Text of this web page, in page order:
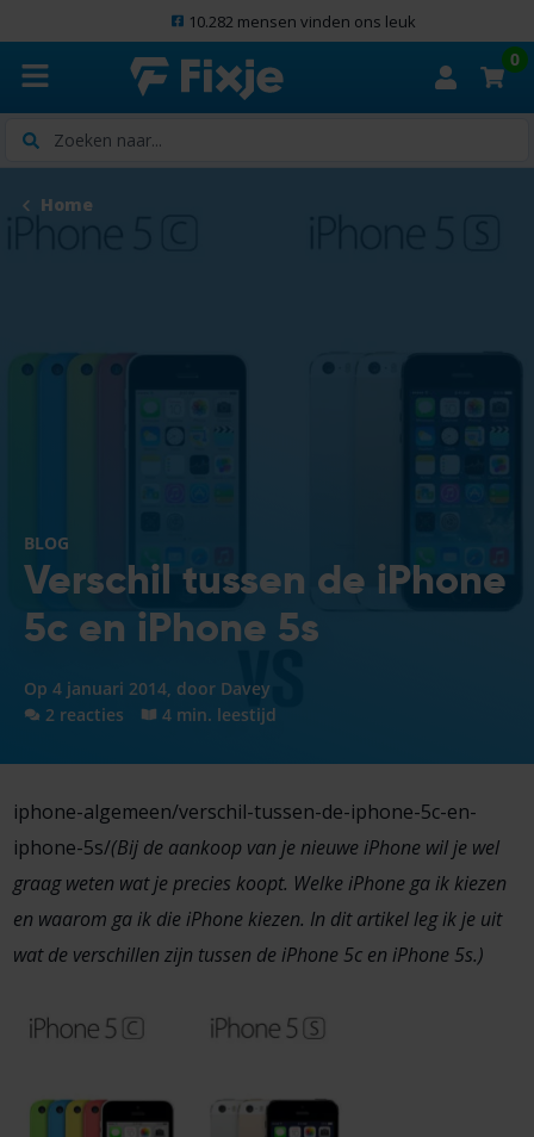
10.282 mensen vinden ons leuk
Zoeken
0
Home
BLOG
Verschil tussen de iPhone
5c en iPhone 5s
Op 4 januari 2014, door Davey
2 reacties
4 min. leestijd
iphone-algemeen/verschil-tussen-de-iphone-5c-en-
iphone-5s/(Bij de aankoop van je nieuwe iPhone wil je wel
graag weten wat je precies koopt. Welke iPhone ga ik kiezen
en waarom ga ik die iPhone kiezen. In dit artikel leg ik je uit
wat de verschillen zijn tussen de iPhone 5c en iPhone 5s.)